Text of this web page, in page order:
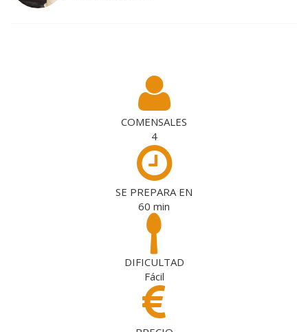
COMENSALES
4
SE PREPARA EN
60 min
DIFICULTAD
Fácil